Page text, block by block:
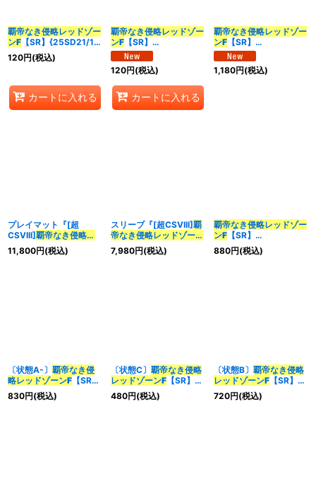
カテゴリ
特集:
覇帝なき侵略レッドゾー
ンF 【SR】{25SD21/11}
《火》
120円(税込)
カートに入れる
覇帝なき侵略レッドゾー
ンF【SR】
{26SD1W3/12}《火》
120円(税込)
カートに入れる
覇帝なき侵略レッドゾー
ンF【SR】
{24RP3TR3/TR9}
《火》
1,180円(税込)
プレイマット『[超
CSVIII]覇帝なき侵略レ
ッドゾーンF』【サプラ
イ】{-}
11,800円(税込)
スリーブ『[超CSVIII]覇
帝なき侵略レッドゾーン
F』60枚入り【サプラ
イ】{-}
7,980円(税込)
覇帝なき侵略レッドゾー
ンF【SR】
{22EX111/130}《火》
880円(税込)
〔状態A-〕 覇帝なき侵
略レッドゾーンF 【SR】
{22EX111/130}《火》
830円(税込)
〔状態C〕 覇帝なき侵略
レッドゾーンF【SR】
{22EX111/130}《火》
480円(税込)
〔状態B〕 覇帝なき侵略
レッドゾーンF【SR】
{22EX111/130}《火》
720円(税込)